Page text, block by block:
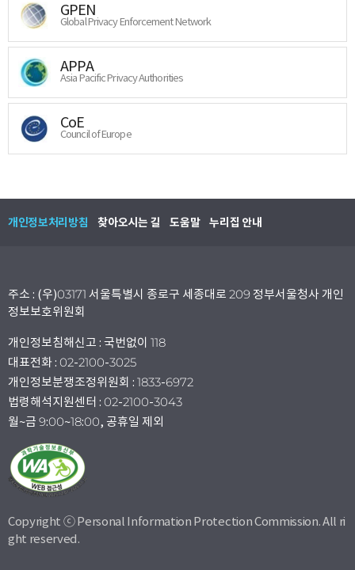
GPEN
Global Privacy Enforcement Network
APPA
Asia Pacific Privacy Authorities
CoE
Council of Europe
개인정보처리방침 찾아오시는 길 도움말 누리집 안내
주소 : (우)03171 서울특별시 종로구 세종대로 209 정부서울청사 개인
정보보호위원회
개인정보침해신고 : 국번없이 118
대표전화 : 02-2100-3025
개인정보분쟁조정위원회 : 1833-6972
법령해석지원센터 : 02-2100-3043
월~금 9:00~18:00, 공휴일 제외
Copyright ⓒ Personal Information Protection Commission. All ri
ght reserved.